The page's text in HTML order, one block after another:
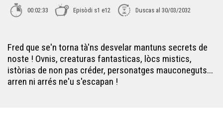
Lo general volant d'Engolesma - Los secrets de Fred
La comtessa e lo son vesin coquinàs - Los secrets de
00:02:33 Episòdi s1 e12 Duscas al 30/03/2032
Fred que se'n torna tà'ns desvelar mantuns secrets de
noste ! Ovnis, creaturas fantasticas, lòcs mistics,
istòrias de non pas créder, personatges mauconeguts...
arren ni arrés ne'u s'escapan !